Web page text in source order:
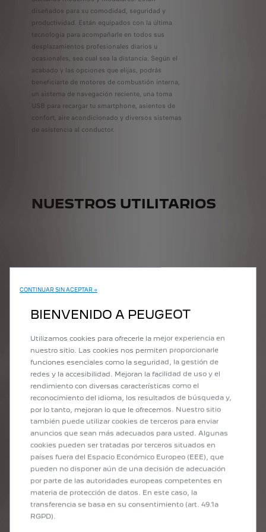
diseñados para su comodidad, seguridad y
productividad. Están equipados con la última
tecnología para acompañarle en todos sus
desplazamientos profesionales diarios u
ocasionales, sea cual sea la distancia. Según el
acabado y las opciones que elijas, podrás
beneficiarte de motores de combustión interna,
un sistema de navegación reciente, una toma
USB para recargar tu smartphone, asientos de
confort, aire acondicionado y diversos sistemas
de asistencia al conductor.
NUESTROS UTILITARIOS
PRÉCÉDENT
1 /4
CONTINUAR SIN ACEPTAR →
BIENVENIDO A PEUGEOT
Utilizamos cookies para ofrecerle la mejor experiencia en
nuestro sitio. Las cookies nos permiten proporcionarle
funciones esenciales como la seguridad, la gestión de
redes y la accesibilidad. Mejoran la facilidad de uso y el
rendimiento con diversas características como el
reconocimiento del idioma, los resultados de búsqueda y,
por lo tanto, mejoran lo que le ofrecemos. Nuestro sitio
también puede utilizar cookies de terceros para enviar
anuncios que sean más adecuados para usted. Algunas
cookies pueden ser tratadas por terceros situados en
países fuera del Espacio Económico Europeo (EEE), que
pueden no disponer aún de una decisión de adecuación
por parte de las autoridades europeas competentes en
materia de protección de datos. En este caso, la
transferencia se basa en su consentimiento (art. 49.1a
RGPD).